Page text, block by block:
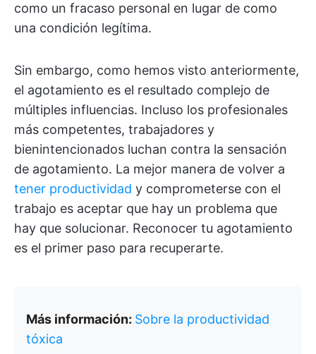
como un fracaso personal en lugar de como
una condición legítima.
Sin embargo, como hemos visto anteriormente,
el agotamiento es el resultado complejo de
múltiples influencias. Incluso los profesionales
más competentes, trabajadores y
bienintencionados luchan contra la sensación
de agotamiento. La mejor manera de volver a
tener productividad y comprometerse con el
trabajo es aceptar que hay un problema que
hay que solucionar. Reconocer tu agotamiento
es el primer paso para recuperarte.
Más información: Sobre la productividad
tóxica